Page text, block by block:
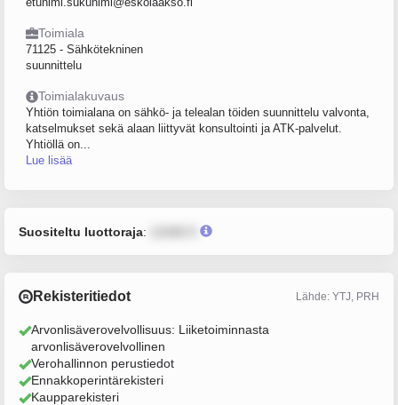
Toimiala
71125 - Sähkötekninen
suunnittelu
Toimialakuvaus
Yhtiön toimialana on sähkö- ja telealan töiden suunnittelu valvonta,
katselmukset sekä alaan liittyvät konsultointi ja ATK-palvelut.
Yhtiöllä on...
Lue lisää
Suositeltu luottoraja:
Rekisteritiedot Lähde: YTJ, PRH
Arvonlisäverovelvollisuus: Liiketoiminnasta
arvonlisäverovelvollinen
Verohallinnon perustiedot
Ennakkoperintärekisteri
Kaupparekisteri